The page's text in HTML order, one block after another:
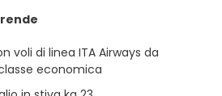
voli di linea ITA Airways da
economica